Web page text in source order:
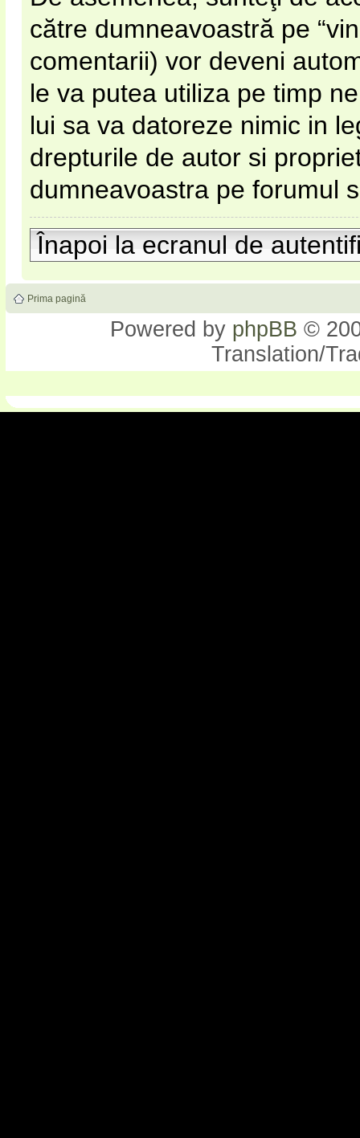
către dumneavoastră pe
comentarii) vor deveni
le va putea utiliza pe timp
lui sa va datoreze nimic in
drepturile de autor si
dumneavoastra pe forumul
Înapoi la ecranul de
Prima pagină
Powered by phpBB ©
Translation/